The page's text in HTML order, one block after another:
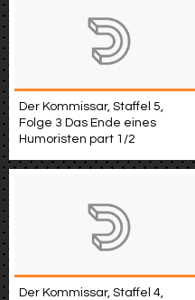
Der Kommissar, Staffel 5,
Folge 3 Das Ende eines
Humoristen part 1/2
Der Kommissar, Staffel 4,